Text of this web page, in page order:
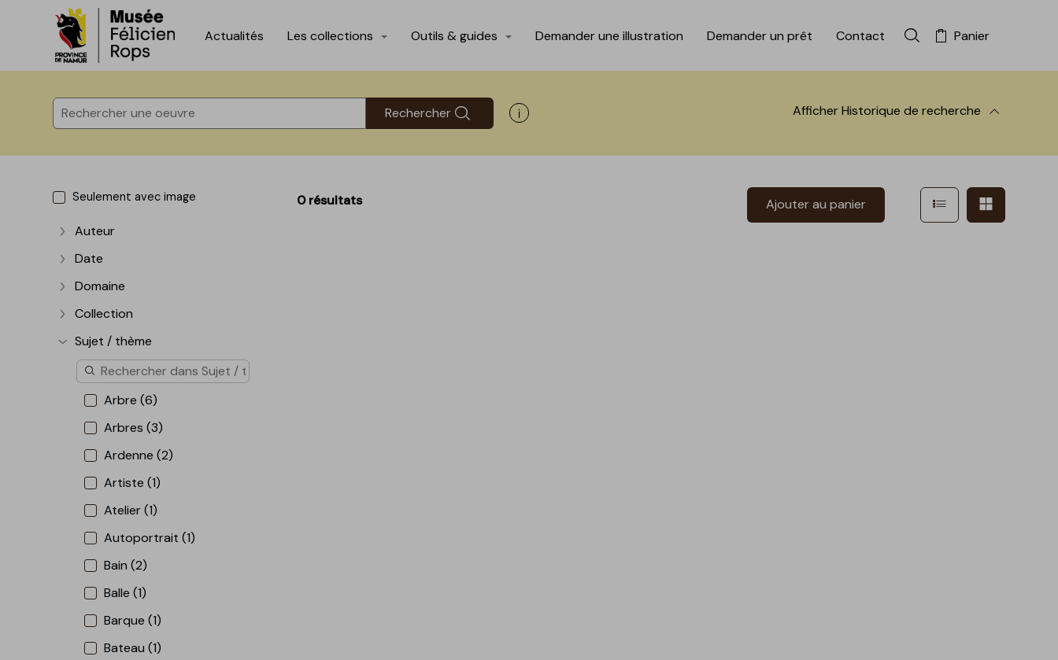
Accèder directement au contenu
Accèder directement au contenu
Actualités Les collections Outils & guides Demander une illustration Demander un prêt Contact Rechercher dans la
Panier
Rechercher Afficher les informations d'aide à la recherche AfficherHistorique de recherche
Seulement avec image
Afficher plus
Auteur
Afficher plus
Date
Afficher plus
Domaine
Afficher plus
Collection
Afficher plus
Sujet / thème
Arbre (6)
Arbres (3)
Ardenne (2)
Artiste (1)
Atelier (1)
Autoportrait (1)
Bain (2)
Balle (1)
Barque (1)
Bateau (1)
0 résultats Ajouter au panier Afficher en mode